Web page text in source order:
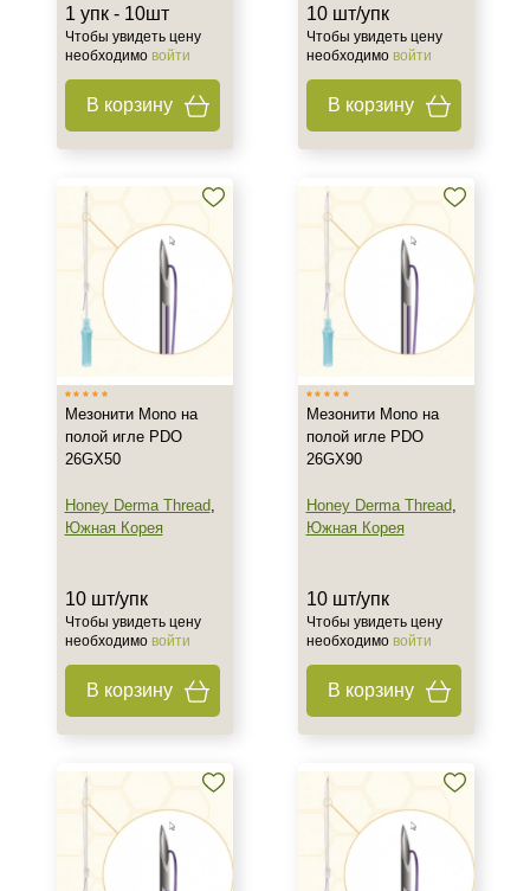
1 упк - 10шт
Чтобы увидеть цену
необходимо войти
В корзину
10 шт/упк
Чтобы увидеть цену
необходимо войти
В корзину
Мезонити Mono на
полой игле PDO
26GX50
Honey Derma Thread,
Южная Корея
10 шт/упк
Чтобы увидеть цену
необходимо войти
В корзину
Мезонити Mono на
полой игле PDO
26GX90
Honey Derma Thread,
Южная Корея
10 шт/упк
Чтобы увидеть цену
необходимо войти
В корзину